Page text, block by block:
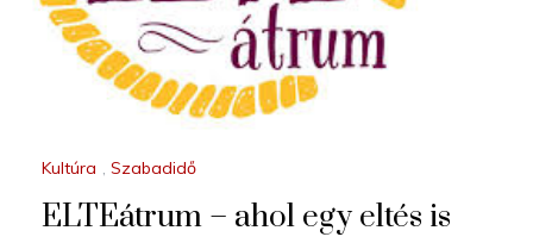
Kultúra , Szabadidő
ELTEátrum – ahol egy eltés is